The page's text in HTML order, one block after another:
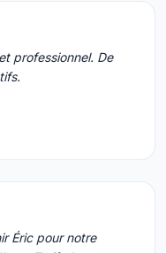
professionnel. De
Éric pour notre